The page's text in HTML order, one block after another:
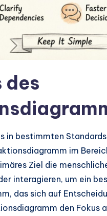
des
in bestimmten
im
Ziel die
interagieren, um ein
das sich auf
den Fokus